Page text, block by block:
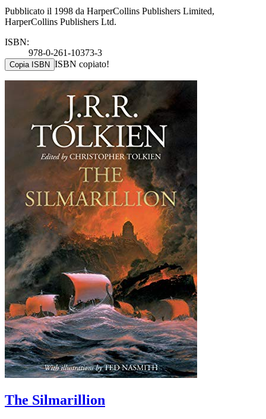
Pubblicato il 1998 da HarperCollins Publishers Limited,
HarperCollins Publishers Ltd.
ISBN:
978-0-261-10373-3
Copia ISBN ISBN copiato!
The Silmarillion